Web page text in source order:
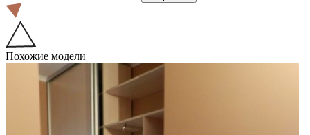
Похожие модели